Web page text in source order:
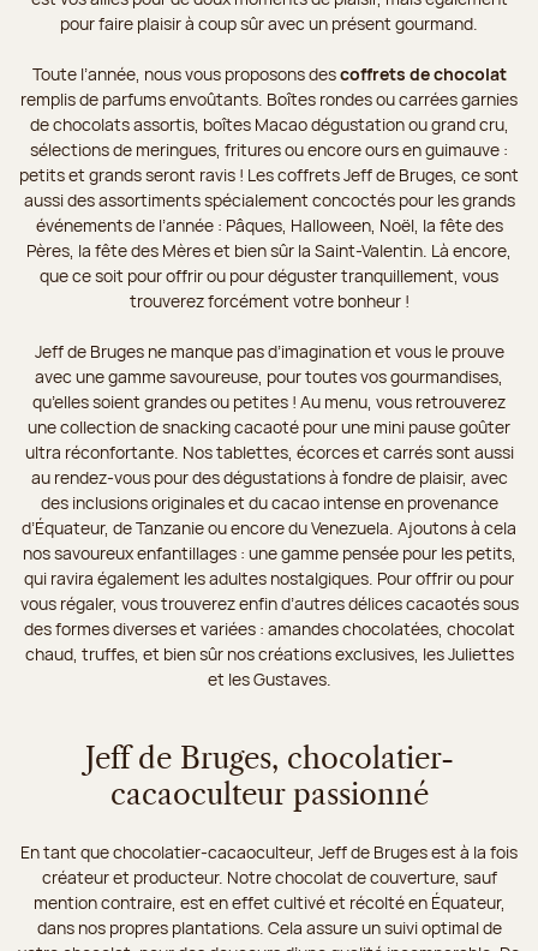
pour faire plaisir à coup sûr avec un présent gourmand.
Toute l’année, nous vous proposons descoffrets de chocolat
remplis de parfums envoûtants. Boîtes rondes ou carrées garnies
de chocolats assortis, boîtes Macao dégustation ou grand cru,
sélections de meringues, fritures ou encore ours en guimauve :
petits et grands seront ravis ! Les coffrets Jeff de Bruges, ce sont
aussi des assortiments spécialement concoctés pour les grands
événements de l’année : Pâques, Halloween, Noël, la fête des
Pères, la fête des Mères et bien sûr la Saint-Valentin. Là encore,
que ce soit pour offrir ou pour déguster tranquillement, vous
trouverez forcément votre bonheur !
Jeff de Bruges ne manque pas d’imagination et vous le prouve
avec une gamme savoureuse, pour toutes vos gourmandises,
qu’elles soient grandes ou petites ! Au menu, vous retrouverez
une collection de snacking cacaoté pour une mini pause goûter
ultra réconfortante. Nos tablettes, écorces et carrés sont aussi
au rendez-vous pour des dégustations à fondre de plaisir, avec
des inclusions originales et du cacao intense en provenance
d’Équateur, de Tanzanie ou encore du Venezuela. Ajoutons à cela
nos savoureux enfantillages : une gamme pensée pour les petits,
qui ravira également les adultes nostalgiques. Pour offrir ou pour
vous régaler, vous trouverez enfin d’autres délices cacaotés sous
des formes diverses et variées : amandes chocolatées, chocolat
chaud, truffes, et bien sûr nos créations exclusives, les Juliettes
et les Gustaves.
Jeff de Bruges, chocolatier-
cacaoculteur passionné
En tant que chocolatier-cacaoculteur, Jeff de Bruges est à la fois
créateur et producteur. Notre chocolat de couverture, sauf
mention contraire, est en effet cultivé et récolté en Équateur,
dans nos propres plantations. Cela assure un suivi optimal de